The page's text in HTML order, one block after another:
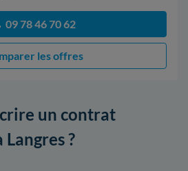
09 78 46 70 62
les offres
un contrat
?